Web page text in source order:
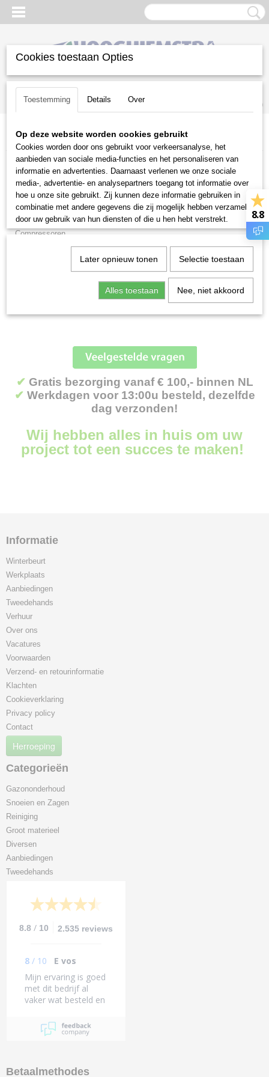
Inloggen Registreren
(0)
Home >Diversen>Onderdelen>Snellopend>
Diversen
Aggregaten
Brandstoffen
Compressoren
Doorslijpers en Betonzagen
Stihl onderdelen
Husqvarna onderdelen
Viking onderdelen
Toro onderdelen
Kubota onderdelen
MTD onderdelen
Silky onderdelen
Banden en binnenbanden
Opruiming
Overig
Schoeisel
Smeermiddelen en Reinigers
Speelgoed en Merchandise
Sportveldbelijning
Stihl servicekits
Tafelzagen
Helaas bevinden er zich in deze categorie nog geen producten.
✔ Gratis bezorging vanaf € 100,- binnen NL
✔ Werkdagen voor 13:00u besteld, dezelfde
dag verzonden!
Wij hebben alles in huis om uw
project tot een succes te maken!
Informatie
Winterbeurt
Werkplaats
Aanbiedingen
Tweedehands
Verhuur
Over ons
Vacatures
Voorwaarden
Verzend- en retourinformatie
Klachten
Cookieverklaring
Privacy policy
Contact
Herroeping
Categorieën
Gazononderhoud
Snoeien en Zagen
Reiniging
Groot materieel
Diversen
Aanbiedingen
Tweedehands
8.8 / 10 2.535 reviews
8 / 10
E vos
Mijn ervaring is goed
met dit bedrijf al
vaker wat besteld en
8.8
Betaalmethodes
Cookies toestaan Opties
Toestemming Details Over
Op deze website worden cookies gebruikt
Cookies worden door ons gebruikt voor verkeersanalyse, het
aanbieden van sociale media-functies en het personaliseren van
informatie en advertenties. Daarnaast verlenen we onze sociale
media-, advertentie- en analysepartners toegang tot informatie over
hoe u onze site gebruikt. Zij kunnen deze informatie gebruiken in
combinatie met andere gegevens die zij mogelijk hebben verzameld
door uw gebruik van hun diensten of die u hen hebt verstrekt.
Later opnieuw tonen Selectie toestaan
Alles toestaan Nee, niet akkoord